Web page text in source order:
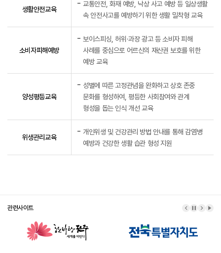
생활안전교육
교통안전, 화재 예방, 낙상 사고 예방 등 일상생활
속 안전사고를 예방하기 위한 생활 밀착형 교육
소비자피해예방
보이스피싱, 허위·과장 광고 등 소비자 피해
사례를 중심으로 어르신의 재산권 보호를 위한
예방 교육
양성평등교육
성별에 따른 고정관념을 완화하고 상호 존중
문화를 형성하여, 평등한 사회참여와 관계
형성을 돕는 인식 개선 교육
위생관리교육
개인위생 및 건강관리 방법 안내를 통해 감염병
예방과 건강한 생활 습관 형성 지원
관련사이트 이전 배너
배너 정지
다음
배